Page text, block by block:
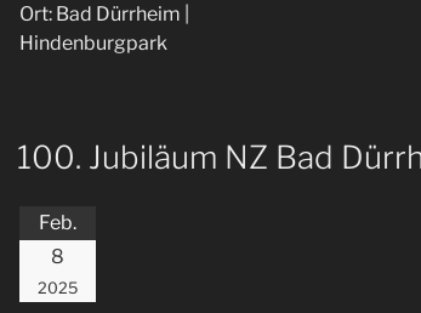
Ort: Bad Dürrheim |
Hindenburgpark
100. Jubiläum NZ Bad
Feb.
8
2025